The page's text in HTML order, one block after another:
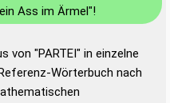
Ass im Ärmel"!
von "PARTEI" in einzelne
Wörterbuch nach